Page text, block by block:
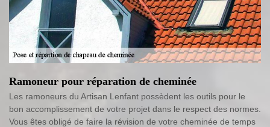
Ramoneur pour réparation de cheminée
Les ramoneurs du Artisan Lenfant possèdent les outils pour le
bon accomplissement de votre projet dans le respect des normes.
Vous êtes obligé de faire la révision de votre cheminée de temps